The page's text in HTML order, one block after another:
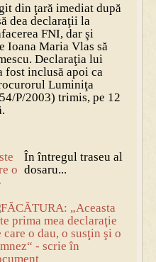
din ţară imediat după
dea declaraţii la
FNI, dar şi
Ioana Maria Vlas să
Declaraţia lui
fost inclusă apoi ca
Luminiţa
P/2003) trimis, pe 12
În întregul traseu al
dosaru...